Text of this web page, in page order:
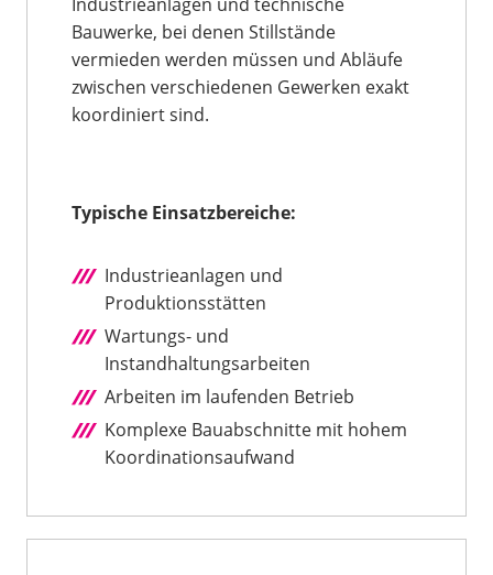
Bauwerke, bei denen Stillstände
vermieden werden müssen und Abläufe
zwischen verschiedenen Gewerken exakt
koordiniert sind.
Typische Einsatzbereiche:
Industrieanlagen und
Produktionsstätten
Wartungs- und
Instandhaltungsarbeiten
Arbeiten im laufenden Betrieb
Komplexe Bauabschnitte mit hohem
Koordinationsaufwand